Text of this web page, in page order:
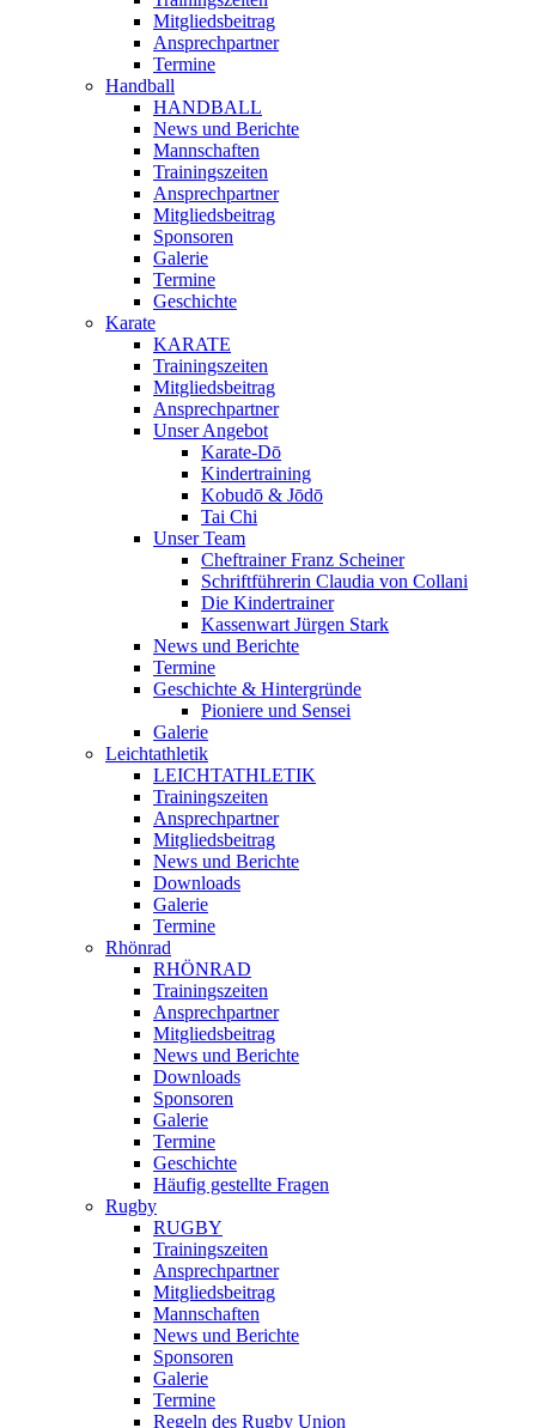
Mitgliedsbeitrag
Ansprechpartner
Termine
Handball
HANDBALL
News und Berichte
Mannschaften
Trainingszeiten
Ansprechpartner
Mitgliedsbeitrag
Sponsoren
Galerie
Termine
Geschichte
Karate
KARATE
Trainingszeiten
Mitgliedsbeitrag
Ansprechpartner
Unser Angebot
Karate-Dō
Kindertraining
Kobudō & Jōdō
Tai Chi
Unser Team
Cheftrainer Franz Scheiner
Schriftführerin Claudia von Collani
Die Kindertrainer
Kassenwart Jürgen Stark
News und Berichte
Termine
Geschichte & Hintergründe
Pioniere und Sensei
Galerie
Leichtathletik
LEICHTATHLETIK
Trainingszeiten
Ansprechpartner
Mitgliedsbeitrag
News und Berichte
Downloads
Galerie
Termine
Rhönrad
RHÖNRAD
Trainingszeiten
Ansprechpartner
Mitgliedsbeitrag
News und Berichte
Downloads
Sponsoren
Galerie
Termine
Geschichte
Häufig gestellte Fragen
Rugby
RUGBY
Trainingszeiten
Ansprechpartner
Mitgliedsbeitrag
Mannschaften
News und Berichte
Sponsoren
Galerie
Termine
Regeln des Rugby Union